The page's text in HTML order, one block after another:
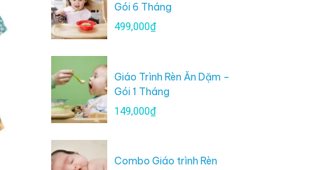
Gói 6 Tháng
499,000₫
Giáo Trình Rèn Ăn Dặm –
Gói 1 Tháng
149,000₫
Combo Giáo trình Rèn